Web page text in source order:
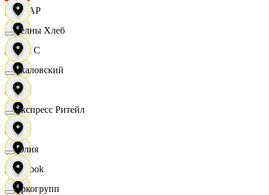
СПАР
M A C
OBI
RE
Reebok
Челны Хлеб
Чкаловский
Экспресс Ритейл
Юлия
Яркогрупп